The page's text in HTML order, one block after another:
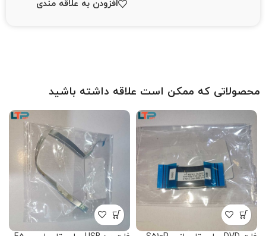
افزودن به علاقه مندی
محصولاتی که ممکن است علاقه داشته باشید